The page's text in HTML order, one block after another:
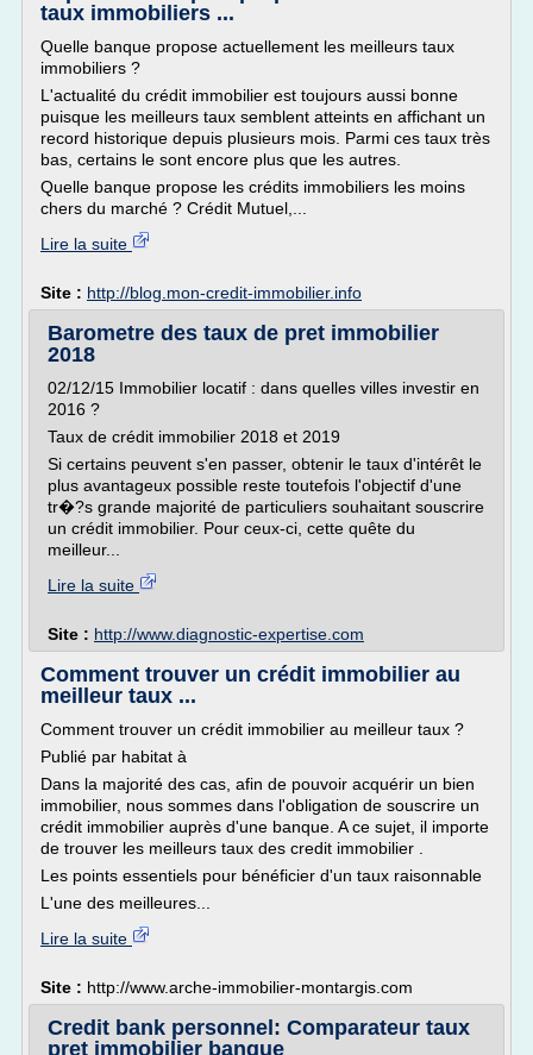
taux immobiliers ...
Quelle banque propose actuellement les meilleurs taux
immobiliers ?
L'actualité du crédit immobilier est toujours aussi bonne
puisque les meilleurs taux semblent atteints en affichant un
record historique depuis plusieurs mois. Parmi ces taux très
bas, certains le sont encore plus que les autres.
Quelle banque propose les crédits immobiliers les moins
chers du marché ? Crédit Mutuel,...
Lire la suite
Site : http://blog.mon-credit-immobilier.info
Barometre des taux de pret immobilier
2018
02/12/15 Immobilier locatif : dans quelles villes investir en
2016 ?
Taux de crédit immobilier 2018 et 2019
Si certains peuvent s'en passer, obtenir le taux d'intérêt le
plus avantageux possible reste toutefois l'objectif d'une
tr�?s grande majorité de particuliers souhaitant souscrire
un crédit immobilier. Pour ceux-ci, cette quête du
meilleur...
Lire la suite
Site : http://www.diagnostic-expertise.com
Comment trouver un crédit immobilier au
meilleur taux ...
Comment trouver un crédit immobilier au meilleur taux ?
Publié par habitat à
Dans la majorité des cas, afin de pouvoir acquérir un bien
immobilier, nous sommes dans l'obligation de souscrire un
crédit immobilier auprès d'une banque. A ce sujet, il importe
de trouver les meilleurs taux des credit immobilier .
Les points essentiels pour bénéficier d'un taux raisonnable
L'une des meilleures...
Lire la suite
Site : http://www.arche-immobilier-montargis.com
Credit bank personnel: Comparateur taux
pret immobilier banque